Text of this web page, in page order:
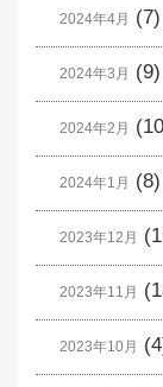
2024年4月 (7)
2024年3月 (9)
2024年2月
2024年1月 (8)
2023年12月
2023年11月
2023年10月